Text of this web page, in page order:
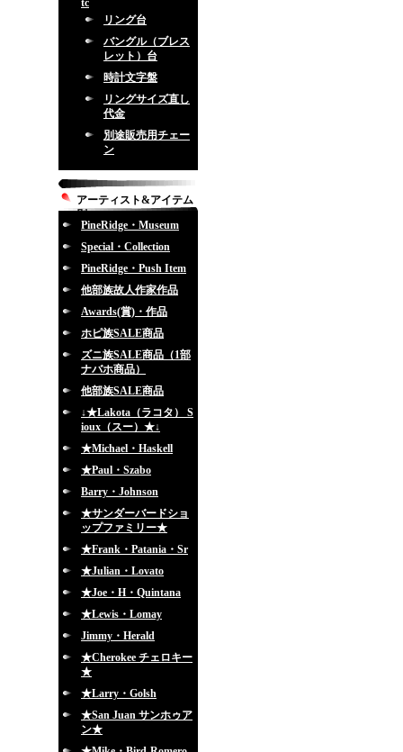
tc
リング台
バングル（ブレス
レット）台
時計文字盤
リングサイズ直し
代金
別途販売用チェー
ン
アーティスト&アイテム
別
PineRidge・Museum
Special・Collection
PineRidge・Push Item
他部族故人作家作品
Awards(賞)・作品
ホピ族SALE商品
ズニ族SALE商品（1部
ナバホ商品）
他部族SALE商品
↓★Lakota（ラコタ） S
ioux（スー）★↓
★Michael・Haskell
★Paul・Szabo
Barry・Johnson
★サンダーバードショ
ップファミリー★
★Frank・Patania・Sr
★Julian・Lovato
★Joe・H・Quintana
★Lewis・Lomay
Jimmy・Herald
★Cherokee チェロキー
★
★Larry・Golsh
★San Juan サンホゥア
ン★